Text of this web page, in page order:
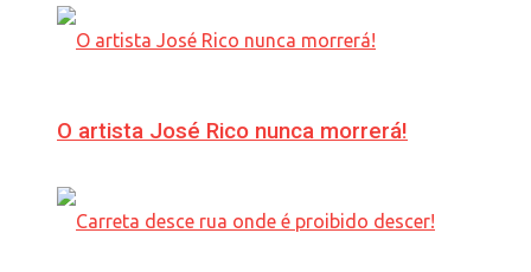
O artista José Rico nunca morrerá!